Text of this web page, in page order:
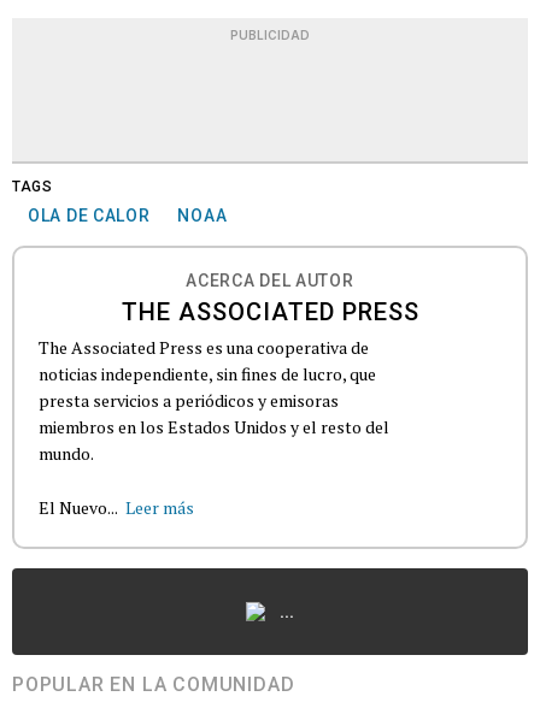
PUBLICIDAD
TAGS
OLA DE CALOR NOAA
ACERCA DEL AUTOR
THE ASSOCIATED PRESS
The Associated Press es una cooperativa de
noticias independiente, sin fines de lucro, que
presta servicios a periódicos y emisoras
miembros en los Estados Unidos y el resto del
mundo.
El Nuevo... Leer más
...
POPULAR EN LA COMUNIDAD